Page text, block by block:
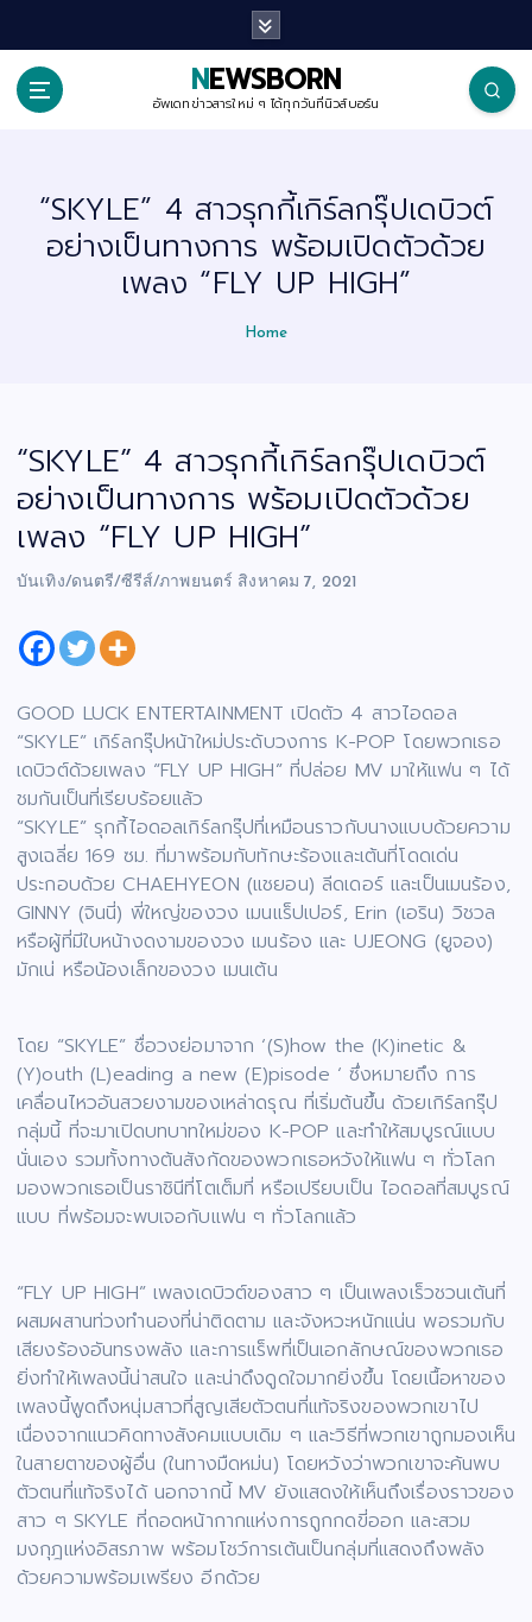
i
NEWSBORN
อัพเดทข่าวสารใหม่ ๆ ได้ทุกวันที่นิวส์บอร์น
“SKYLE” 4 สาวรุกกี้เกิร์ลกรุ๊ปเดบิวต์
อย่างเป็นทางการ พร้อมเปิดตัวด้วย
เพลง “FLY UP HIGH”
Home
“SKYLE” 4 สาวรุกกี้เกิร์ลกรุ๊ปเดบิวต์
อย่างเป็นทางการ พร้อมเปิดตัวด้วย
เพลง “FLY UP HIGH”
บันเทิง/ดนตรี/ซีรีส์/ภาพยนตร์ สิงหาคม 7, 2021
GOOD LUCK ENTERTAINMENT เปิดตัว 4 สาวไอดอล
“SKYLE” เกิร์ลกรุ๊ปหน้าใหม่ประดับวงการ K-POP โดยพวกเธอ
เดบิวต์ด้วยเพลง “FLY UP HIGH” ที่ปล่อย MV มาให้แฟน ๆ ได้
ชมกันเป็นที่เรียบร้อยแล้ว
“SKYLE” รุกกี้ไอดอลเกิร์ลกรุ๊ปที่เหมือนราวกับนางแบบด้วยความ
สูงเฉลี่ย 169 ซม. ที่มาพร้อมกับทักษะร้องและเต้นที่โดดเด่น
ประกอบด้วย CHAEHYEON (แชยอน) ลีดเดอร์ และเป็นเมนร้อง,
GINNY (จินนี่) พี่ใหญ่ของวง เมนแร็ปเปอร์, Erin (เอริน) วิชวล
หรือผู้ที่มีใบหน้างดงามของวง เมนร้อง และ UJEONG (ยูจอง)
มักเน่ หรือน้องเล็กของวง เมนเต้น
โดย “SKYLE” ชื่อวงย่อมาจาก ‘(S)how the (K)inetic &
(Y)outh (L)eading a new (E)pisode ‘ ซึ่งหมายถึง การ
เคลื่อนไหวอันสวยงามของเหล่าดรุณ ที่เริ่มต้นขึ้น ด้วยเกิร์ลกรุ๊ป
กลุ่มนี้ ที่จะมาเปิดบทบาทใหม่ของ K-POP และทำให้สมบูรณ์แบบ
นั่นเอง รวมทั้งทางต้นสังกัดของพวกเธอหวังให้แฟน ๆ ทั่วโลก
มองพวกเธอเป็นราชินีที่โตเต็มที่ หรือเปรียบเป็น ไอดอลที่สมบูรณ์
แบบ ที่พร้อมจะพบเจอกับแฟน ๆ ทั่วโลกแล้ว
“FLY UP HIGH” เพลงเดบิวต์ของสาว ๆ เป็นเพลงเร็วชวนเต้นที่
ผสมผสานท่วงทำนองที่น่าติดตาม และจังหวะหนักแน่น พอรวมกับ
เสียงร้องอันทรงพลัง และการแร็พที่เป็นเอกลักษณ์ของพวกเธอ
ยิ่งทำให้เพลงนี้น่าสนใจ และน่าดึงดูดใจมากยิ่งขึ้น โดยเนื้อหาของ
เพลงนี้พูดถึงหนุ่มสาวที่สูญเสียตัวตนที่แท้จริงของพวกเขาไป
เนื่องจากแนวคิดทางสังคมแบบเดิม ๆ และวิธีที่พวกเขาถูกมองเห็น
ในสายตาของผู้อื่น (ในทางมืดหม่น) โดยหวังว่าพวกเขาจะค้นพบ
ตัวตนที่แท้จริงได้ นอกจากนี้ MV ยังแสดงให้เห็นถึงเรื่องราวของ
สาว ๆ SKYLE ที่ถอดหน้ากากแห่งการถูกกดขี่ออก และสวม
มงกุฎแห่งอิสรภาพ พร้อมโชว์การเต้นเป็นกลุ่มที่แสดงถึงพลัง
ด้วยความพร้อมเพรียง อีกด้วย